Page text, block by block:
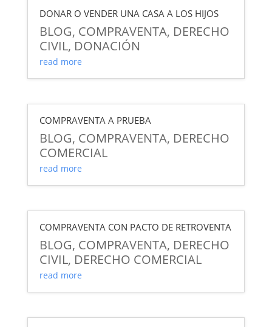
DONAR O VENDER UNA CASA A LOS HIJOS
BLOG, COMPRAVENTA, DERECHO
CIVIL, DONACIÓN
read more
COMPRAVENTA A PRUEBA
BLOG, COMPRAVENTA, DERECHO
COMERCIAL
read more
COMPRAVENTA CON PACTO DE RETROVENTA
BLOG, COMPRAVENTA, DERECHO
CIVIL, DERECHO COMERCIAL
read more